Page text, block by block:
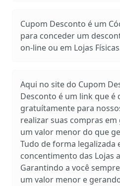
Cupom Desconto é um
para conceder um
on-line ou em Lojas
Aqui no site do Cupom
Desconto é um link que é
gratuítamente para
realizar suas compras
um valor menor do que
Tudo de forma legalizada
concentimento das Lojas
Garantindo a você
um valor menor e